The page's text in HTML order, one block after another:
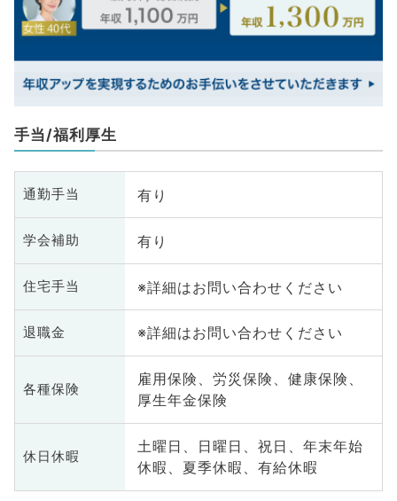
手当/福利厚生
通勤手当 有り
学会補助 有り
住宅手当 ※詳細はお問い合わせください
退職金 ※詳細はお問い合わせください
各種保険
雇用保険、労災保険、健康保険、
厚生年金保険
休日休暇
土曜日、日曜日、祝日、年末年始
休暇、夏季休暇、有給休暇